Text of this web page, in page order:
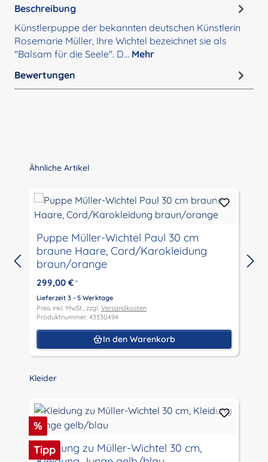
Beschreibung
Künstlerpuppe der bekannten deutschen Künstlerin
Rosemarie Müller, Ihre Wichtel bezeichnet sie als
"Balsam für die Seele". D… Mehr
Bewertungen
Produktgalerie überspringen
Ähnliche Artikel
Puppe Müller-Wichtel Paul 30 cm
braune Haare, Cord/Karokleidung
braun/orange
299,00 € *
Lieferzeit 3 - 5 Werktage
Preis inkl. MwSt., zzgl. Versandkosten
Produktnummer: 43330494
In den Warenkorb
Produktgalerie überspringen
Kleider
Rabatt
%
Tipp
Kleidung zu Müller-Wichtel 30 cm,